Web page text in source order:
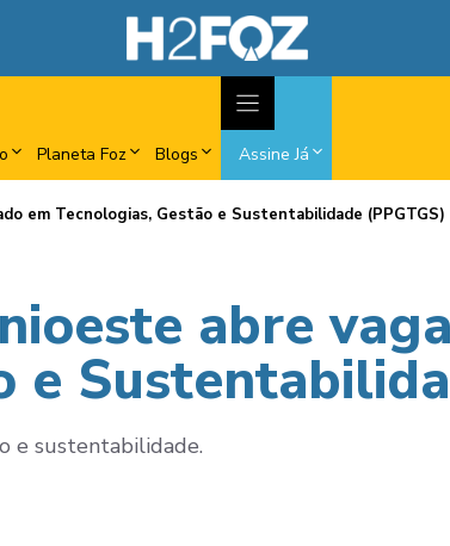
Planeta Foz Blogs Assine Já
em Tecnologias, Gestão e Sustentabilidade (PPGTGS)
abre
e
e sustentabilidade.